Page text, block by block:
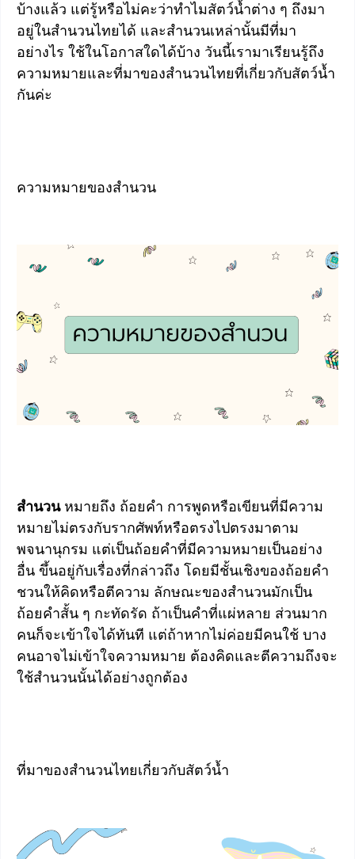
บ้างแล้ว แต่รู้หรือไม่คะว่าทำไมสัตว์น้ำต่าง ๆ ถึงมา
อยู่ในสำนวนไทยได้ และสำนวนเหล่านั้นมีที่มา
อย่างไร ใช้ในโอกาสใดได้บ้าง วันนี้เรามาเรียนรู้ถึง
ความหมายและที่มาของสำนวนไทยที่เกี่ยวกับสัตว์น้ำ
กันค่ะ
ความหมายของสำนวน
สำนวนหมายถึง ถ้อยคำ การพูดหรือเขียนที่มีความ
หมายไม่ตรงกับรากศัพท์หรือตรงไปตรงมาตาม
พจนานุกรม แต่เป็นถ้อยคำที่มีความหมายเป็นอย่าง
อื่น ขึ้นอยู่กับเรื่องที่กล่าวถึง โดยมีชั้นเชิงของถ้อยคำ
ชวนให้คิดหรือตีความ ลักษณะของสำนวนมักเป็น
ถ้อยคำสั้น ๆ กะทัดรัด ถ้าเป็นคำที่แผ่หลาย ส่วนมาก
คนก็จะเข้าใจได้ทันที แต่ถ้าหากไม่ค่อยมีคนใช้ บาง
คนอาจไม่เข้าใจความหมาย ต้องคิดและตีความถึงจะ
ใช้สำนวนนั้นได้อย่างถูกต้อง
ที่มาของสำนวนไทยเกี่ยวกับสัตว์น้ำ